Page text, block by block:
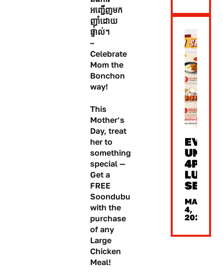
អញ្ជើញមក
ញ៉ាំដោយ
ផ្ទាល់។
–
Celebrate
Mom the
Bonchon
way!
This
Mother’s
Day, treat
her to
something
special —
Get a
FREE
Soondubu
with the
purchase
of any
Large
Chicken
Meal!
UNTIL
4PM
SET
MAY
4,
2026